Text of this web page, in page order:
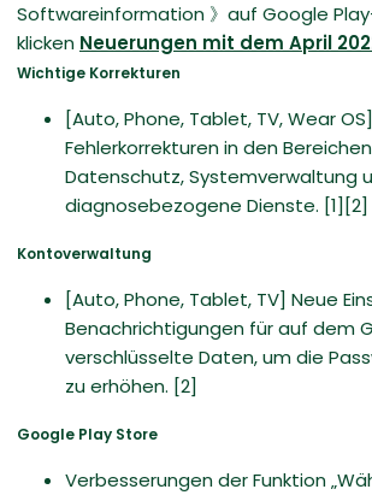
Softwareinformation 》auf Google
klicken Neuerungen mit dem April
Wichtige Korrekturen
[Auto, Phone, Tablet, TV, Wear OS]
Fehlerkorrekturen in den
Datenschutz, Systemverwaltung
diagnosebezogene Dienste. [1][2]
Kontoverwaltung
[Auto, Phone, Tablet, TV] Neue
Benachrichtigungen für auf dem
verschlüsselte Daten, um die
zu erhöhen. [2]
Google Play Store
Verbesserungen der Funktion